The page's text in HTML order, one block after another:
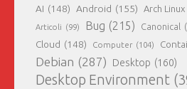
AI (148) Android (155) Arch Linux
Articoli (99) Bug (215) Canonical
Cloud (148) Computer (104)
Debian (287) Desktop (160)
Desktop Environment